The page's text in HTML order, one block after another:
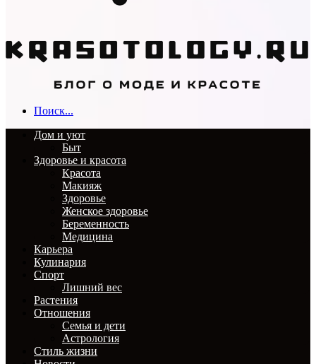
Поиск...
Дом и уют
Быт
Здоровье и красота
Красота
Макияж
Здоровье
Женское здоровье
Беременность
Медицина
Карьера
Кулинария
Спорт
Лишний вес
Растения
Отношения
Семья и дети
Астрология
Стиль жизни